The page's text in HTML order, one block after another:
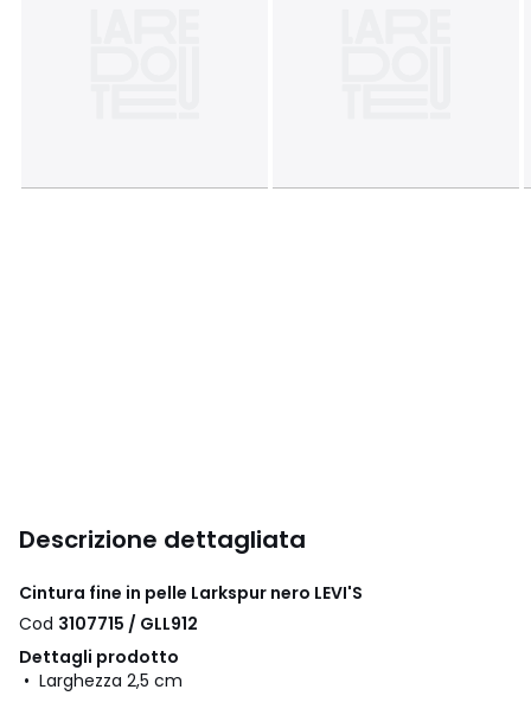
Descrizione dettagliata
Cintura fine in pelle Larkspur nero LEVI'S
Cod 3107715 / GLL912
Dettagli prodotto
• Larghezza 2,5 cm